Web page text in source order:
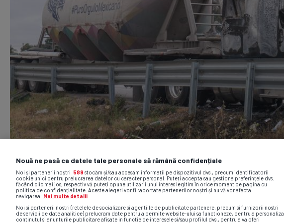
Nouă ne pasă ca datele tale personale să rămână confidențiale
Noi și partenerii noștri 589 stocăm și/sau accesăm informații pe dispozitivul dvs., precum identificatorii
cookie unici pentru prelucrarea datelor cu caracter personal. Puteți accepta sau gestiona preferințele dvs.
făcând clic mai jos, respectiv vă puteți opune utilizării unui interes legitim în orice moment pe pagina cu
politica de confidențialitate. Aceste alegeri vor fi raportate partenerilor noștri și nu vă vor afecta
navigarea.
Mai multe detalii
Noi si partenerii nostri (retelele de socializare si agentiile de publicitate partenere, precum si furnizorii nostri
de servicii de date analitice) prelucram date pentru a permite website-ului sa functioneze, pentru a personaliza
continutul si anunturile publicitare afisate in functie de interesele si/sau profilul dvs., pentru a va oferi